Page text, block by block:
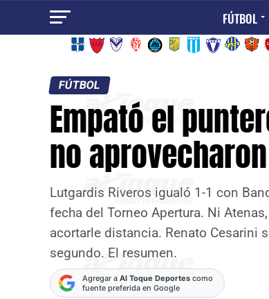
FÚTBOL
FÚTBOL
Empató el
no aprovecharon
Lutgardis Riveros igualó 1-1 con
fecha del Torneo Apertura. Ni
acortarle distancia. Renato Cesarini
segundo. El resumen.
Agregar a Al Toque Deportes como
fuente preferida en Google